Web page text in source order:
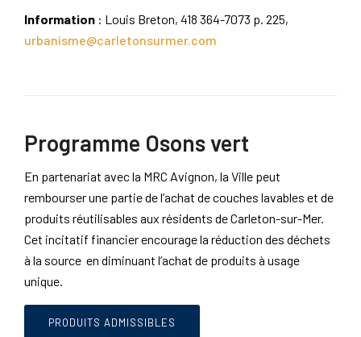
Information : Louis Breton, 418 364-7073 p. 225,
urbanisme@carletonsurmer.com
Programme Osons vert
En partenariat avec la MRC Avignon, la Ville peut
rembourser une partie de l’achat de couches lavables et de
produits réutilisables aux résidents de Carleton-sur-Mer.
Cet incitatif financier encourage la réduction des déchets
à la source en diminuant l’achat de produits à usage
unique.
PRODUITS ADMISSIBLES